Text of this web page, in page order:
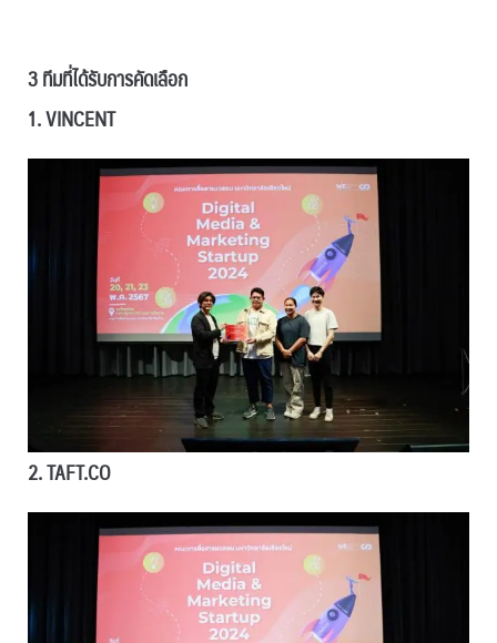
3 ทีมที่ได้รับการคัดเลือก
1.VINCENT
2. TAFT.CO